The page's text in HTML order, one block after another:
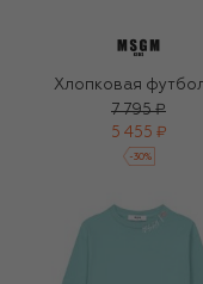
Хлопковая
7 795 ₽
5 455 ₽
-30%